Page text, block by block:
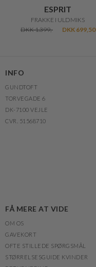
ESPRIT
FRAKKE I ULDMIKS
DKK 1.399,-
DKK 699,50
INFO
GUNDTOFT
TORVEGADE 6
DK-7100 VEJLE
CVR. 51568710
FÅ MERE AT VIDE
OM OS
GAVEKORT
OFTE STILLEDE SPØRGSMÅL
STØRRELSESGUIDE KVINDER